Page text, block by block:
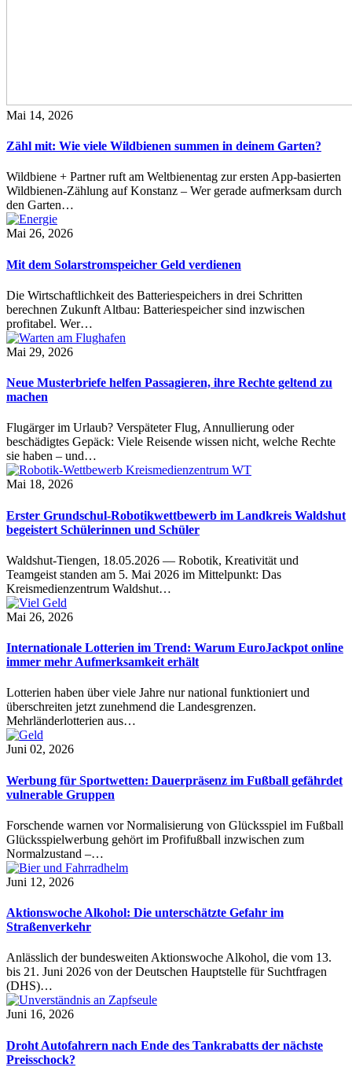
Mai 14, 2026
Zähl mit: Wie viele Wildbienen summen in deinem Garten?
Wildbiene + Partner ruft am Weltbienentag zur ersten App-basierten
Wildbienen-Zählung auf Konstanz – Wer gerade aufmerksam durch
den Garten…
Mai 26, 2026
Mit dem Solarstromspeicher Geld verdienen
Die Wirtschaftlichkeit des Batteriespeichers in drei Schritten
berechnen Zukunft Altbau: Batteriespeicher sind inzwischen
profitabel. Wer…
Mai 29, 2026
Neue Musterbriefe helfen Passagieren, ihre Rechte geltend zu
machen
Flugärger im Urlaub? Verspäteter Flug, Annullierung oder
beschädigtes Gepäck: Viele Reisende wissen nicht, welche Rechte
sie haben – und…
Mai 18, 2026
Erster Grundschul-Robotikwettbewerb im Landkreis Waldshut
begeistert Schülerinnen und Schüler
Waldshut-Tiengen, 18.05.2026 — Robotik, Kreativität und
Teamgeist standen am 5. Mai 2026 im Mittelpunkt: Das
Kreismedienzentrum Waldshut…
Mai 26, 2026
Internationale Lotterien im Trend: Warum EuroJackpot online
immer mehr Aufmerksamkeit erhält
Lotterien haben über viele Jahre nur national funktioniert und
überschreiten jetzt zunehmend die Landesgrenzen.
Mehrländerlotterien aus…
Juni 02, 2026
Werbung für Sportwetten: Dauerpräsenz im Fußball gefährdet
vulnerable Gruppen
Forschende warnen vor Normalisierung von Glücksspiel im Fußball
Glücksspielwerbung gehört im Profifußball inzwischen zum
Normalzustand –…
Juni 12, 2026
Aktionswoche Alkohol: Die unterschätzte Gefahr im
Straßenverkehr
Anlässlich der bundesweiten Aktionswoche Alkohol, die vom 13.
bis 21. Juni 2026 von der Deutschen Hauptstelle für Suchtfragen
(DHS)…
Juni 16, 2026
Droht Autofahrern nach Ende des Tankrabatts der nächste
Preisschock?